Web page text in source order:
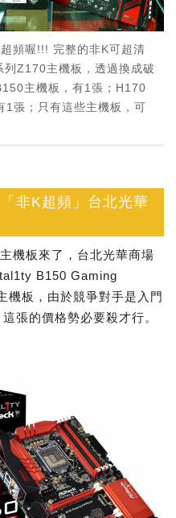
頻喔!!! 完整的非K可超清
Z170主機板，透過換成破
主機板，有1張；H170
1張；只有這些主機板，可
非K超頻」台北光華
機板來了，台北光華商場
B150 Gaming
機板，由於競爭對手是入門
張的價格勢必要殺才行。